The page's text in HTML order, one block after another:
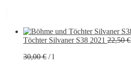
Töchter Silvaner S38 2021 22,50€
30,00€ /l